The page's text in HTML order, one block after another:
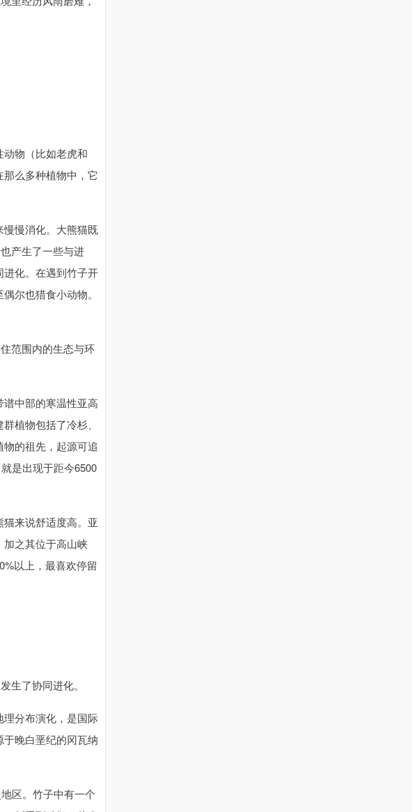
物（比如老虎和
么多种植物中，它
慢消化。大熊猫既
产生了一些与进
化。在遇到竹子开
尔也猎食小动物。
范围内的生态与环
中部的寒温性亚高
植物包括了冷杉、
的祖先，起源可追
是出现于距今6500
来说舒适度高。亚
之其位于高山峡
以上，最喜欢停留
生了协同进化。
分布演化，是国际
晚白垩纪的冈瓦纳
区。竹子中有一个